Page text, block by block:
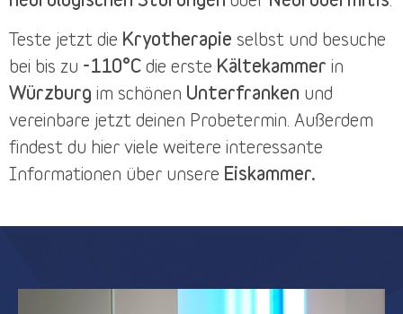
Teste jetzt die Kryotherapie selbst und besuche
bei bis zu -110°C die erste Kältekammer in
Würzburg im schönen Unterfranken und
vereinbare jetzt deinen Probetermin . Außerdem
findest du hier viele weitere interessante
Informationen über unsere Eiskammer.